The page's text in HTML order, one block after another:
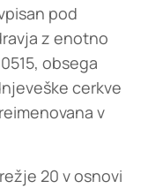
pod
z enotno
obsega
cerkve
v
20 v osnovi